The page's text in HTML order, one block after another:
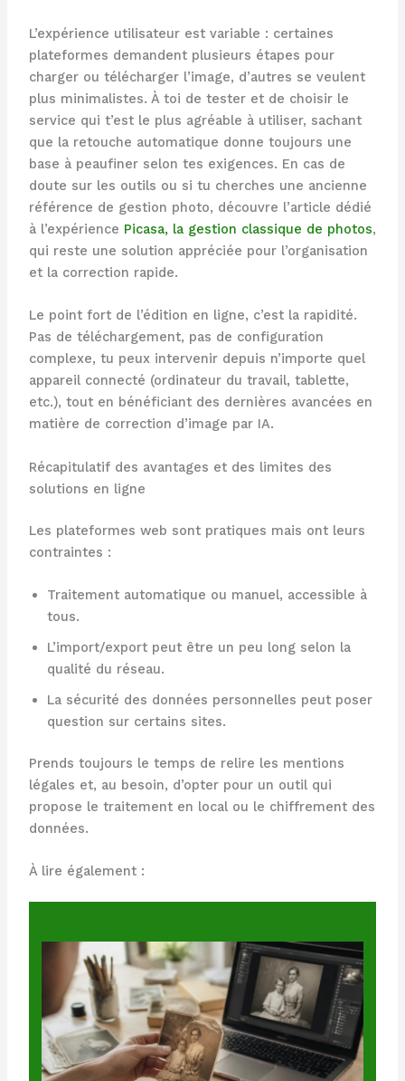
L’expérience utilisateur est variable : certaines
plateformes demandent plusieurs étapes pour
charger ou télécharger l’image, d’autres se veulent
plus minimalistes. À toi de tester et de choisir le
service qui t’est le plus agréable à utiliser, sachant
que la retouche automatique donne toujours une
base à peaufiner selon tes exigences. En cas de
doute sur les outils ou si tu cherches une ancienne
référence de gestion photo, découvre l’article dédié
à l’expérience Picasa, la gestion classique de photos,
qui reste une solution appréciée pour l’organisation
et la correction rapide.
Le point fort de l’édition en ligne, c’est la rapidité.
Pas de téléchargement, pas de configuration
complexe, tu peux intervenir depuis n’importe quel
appareil connecté (ordinateur du travail, tablette,
etc.), tout en bénéficiant des dernières avancées en
matière de correction d’image par IA.
Récapitulatif des avantages et des limites des
solutions en ligne
Les plateformes web sont pratiques mais ont leurs
contraintes :
Traitement automatique ou manuel, accessible à
tous.
L’import/export peut être un peu long selon la
qualité du réseau.
La sécurité des données personnelles peut poser
question sur certains sites.
Prends toujours le temps de relire les mentions
légales et, au besoin, d’opter pour un outil qui
propose le traitement en local ou le chiffrement des
données.
À lire également :